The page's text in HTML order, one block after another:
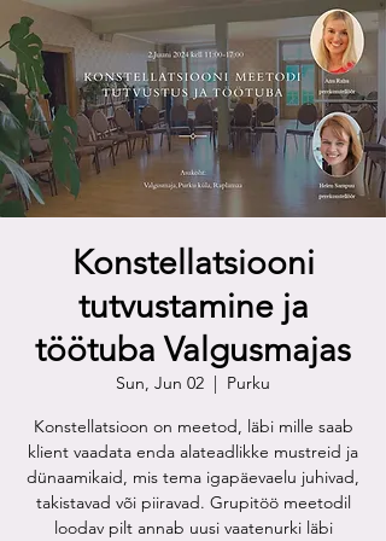
Konstellatsiooni
tutvustamine ja
töötuba Valgusmajas
Sun, Jun 02
  |
Purku
Konstellatsioon on meetod, läbi mille saab
klient vaadata enda alateadlikke mustreid ja
dünaamikaid, mis tema igapäevaelu juhivad,
takistavad või piiravad. Grupitöö meetodil
loodav pilt annab uusi vaatenurki läbi